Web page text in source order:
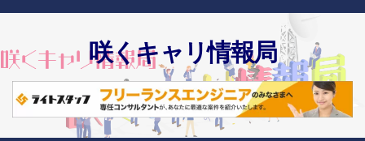
Skip
content
咲くキャリ情報局